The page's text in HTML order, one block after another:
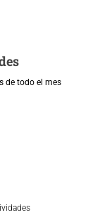
de todo el mes